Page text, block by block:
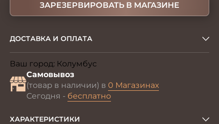
ЗАРЕЗЕРВИРОВАТЬ В МАГАЗИНЕ
ДОСТАВКА И ОПЛАТА
Ваш город: Колумбус
Самовывоз
(товар в наличии) в 0 Магазинах
Сегодня - бесплатно
ХАРАКТЕРИСТИКИ